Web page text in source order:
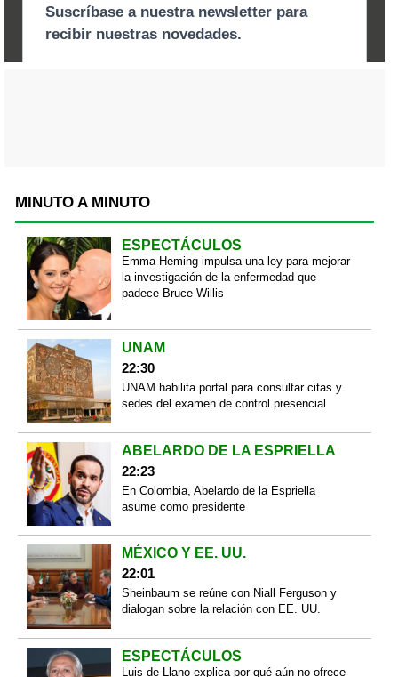
MINUTO A MINUTO
ESPECTÁCULOS
Emma Heming impulsa una ley para mejorar
la investigación de la enfermedad que
padece Bruce Willis
UNAM
22:30
UNAM habilita portal para consultar citas y
sedes del examen de control presencial
ABELARDO DE LA ESPRIELLA
22:23
En Colombia, Abelardo de la Espriella
asume como presidente
MÉXICO Y EE. UU.
22:01
Sheinbaum se reúne con Niall Ferguson y
dialogan sobre la relación con EE. UU.
ESPECTÁCULOS
Luis de Llano explica por qué aún no ofrece